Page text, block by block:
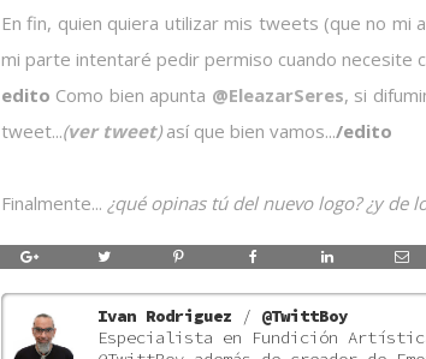
En fin, quien quiera utilizar mis tweets (que no mi
mi parte intentaré pedir permiso cuando necesite
edito Como bien apunta @EleazarSeres, si
tweet...(ver tweet)así que bien vamos.../edito
Finalmente... ¿qué opinas tú del nuevo logo? ¿y de
Ivan Rodriguez / @TwittBoy
Especialista en Fundición